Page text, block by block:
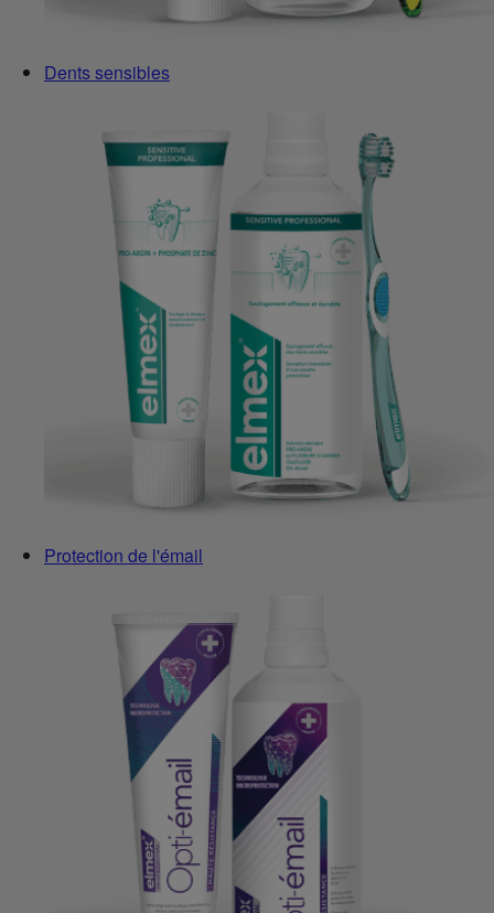
Dents sensibles
Protection de l'émail